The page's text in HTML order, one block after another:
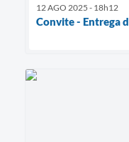
12 AGO 2025 - 18h12
Convite - Entrega